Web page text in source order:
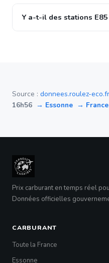
Y a-t-il des stations
Source : donnees.roulez-eco.fr
16h56 → Essonne → France
Prix carburant en temps réel
Données officielles
CARBURANT
Toute la France
Essonne